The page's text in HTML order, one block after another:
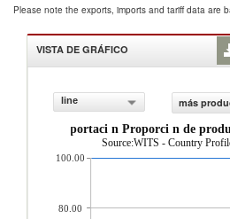
Please note the exports, imports and tariff data are
VISTA DE GRÁFICO
line
más
exportaci n Proporci n de
Source:WITS - Country
100.00
80.00